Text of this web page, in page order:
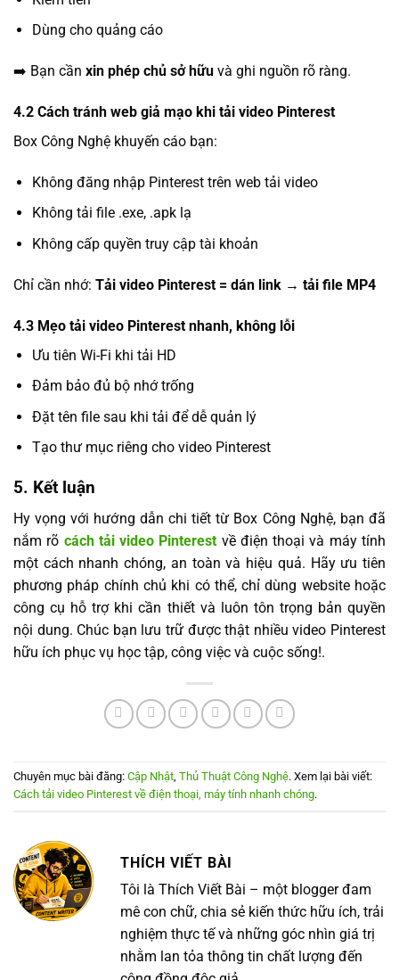
Dùng cho quảng cáo
➡️ Bạn cần xin phép chủ sở hữu và ghi nguồn rõ ràng.
4.2 Cách tránh web giả mạo khi tải video Pinterest
Box Công Nghệ khuyến cáo bạn:
Không đăng nhập Pinterest trên web tải video
Không tải file .exe, .apk lạ
Không cấp quyền truy cập tài khoản
Chỉ cần nhớ: Tải video Pinterest = dán link → tải file MP4
4.3 Mẹo tải video Pinterest nhanh, không lỗi
Ưu tiên Wi-Fi khi tải HD
Đảm bảo đủ bộ nhớ trống
Đặt tên file sau khi tải để dễ quản lý
Tạo thư mục riêng cho video Pinterest
5. Kết luận
Hy vọng với hướng dẫn chi tiết từ Box Công Nghệ, bạn đã
nắm rõ cách tải video Pinterest về điện thoại và máy tính
một cách nhanh chóng, an toàn và hiệu quả. Hãy ưu tiên
phương pháp chính chủ khi có thể, chỉ dùng website hoặc
công cụ hỗ trợ khi cần thiết và luôn tôn trọng bản quyền
nội dung. Chúc bạn lưu trữ được thật nhiều video Pinterest
hữu ích phục vụ học tập, công việc và cuộc sống!.
Chuyên mục bài đăng: Cập Nhật, Thủ Thuật Công Nghệ. Xem lại bài viết:
Cách tải video Pinterest về điện thoại, máy tính nhanh chóng.
THÍCH VIẾT BÀI
Tôi là Thích Viết Bài – một blogger đam
mê con chữ, chia sẻ kiến thức hữu ích, trải
nghiệm thực tế và những góc nhìn giá trị
nhằm lan tỏa thông tin chất lượng đến